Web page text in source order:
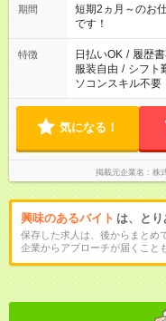
※週最低15時間以
期間
短期2ヵ月～のお
です！
特徴 日払いOK / 履歴
服装自由 / シフト
ソコンスキル不要
気になる！
掲載元企業名 株
興味のあるバイト は、と
保存した求人は、後からまとめ
企業からアプローチが届くこと